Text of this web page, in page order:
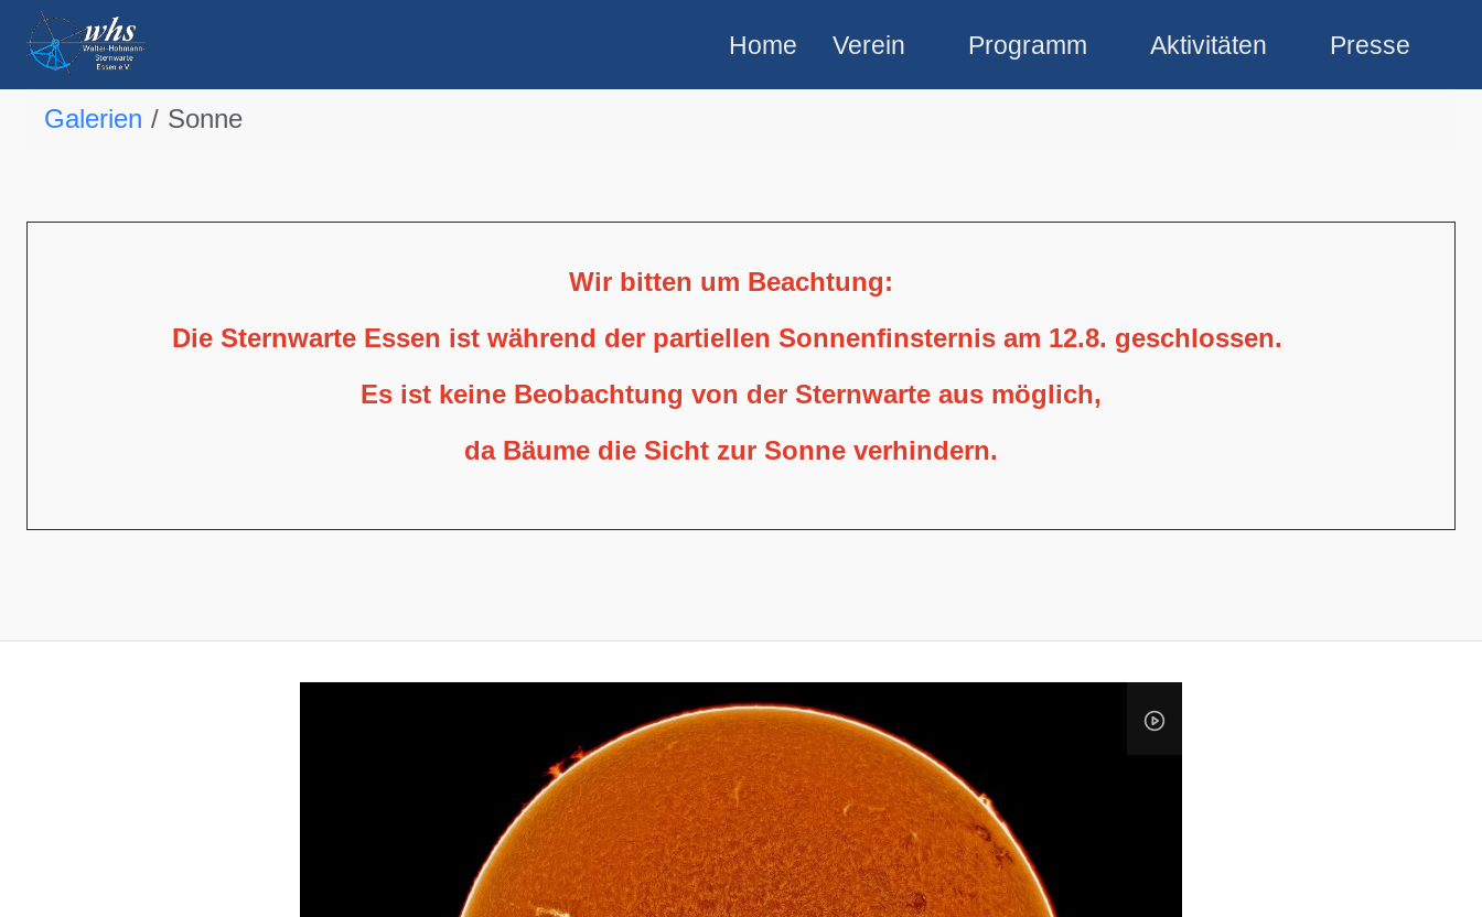
Home Verein Programm Aktivitäten Presse
Galerien Sonne
Wir bitten um Beachtung:
Die Sternwarte Essen ist während der partiellen Sonnenfinsternis am 12.8. geschlossen.
Es ist keine Beobachtung von der Sternwarte aus möglich,
da Bäume die Sicht zur Sonne verhindern.